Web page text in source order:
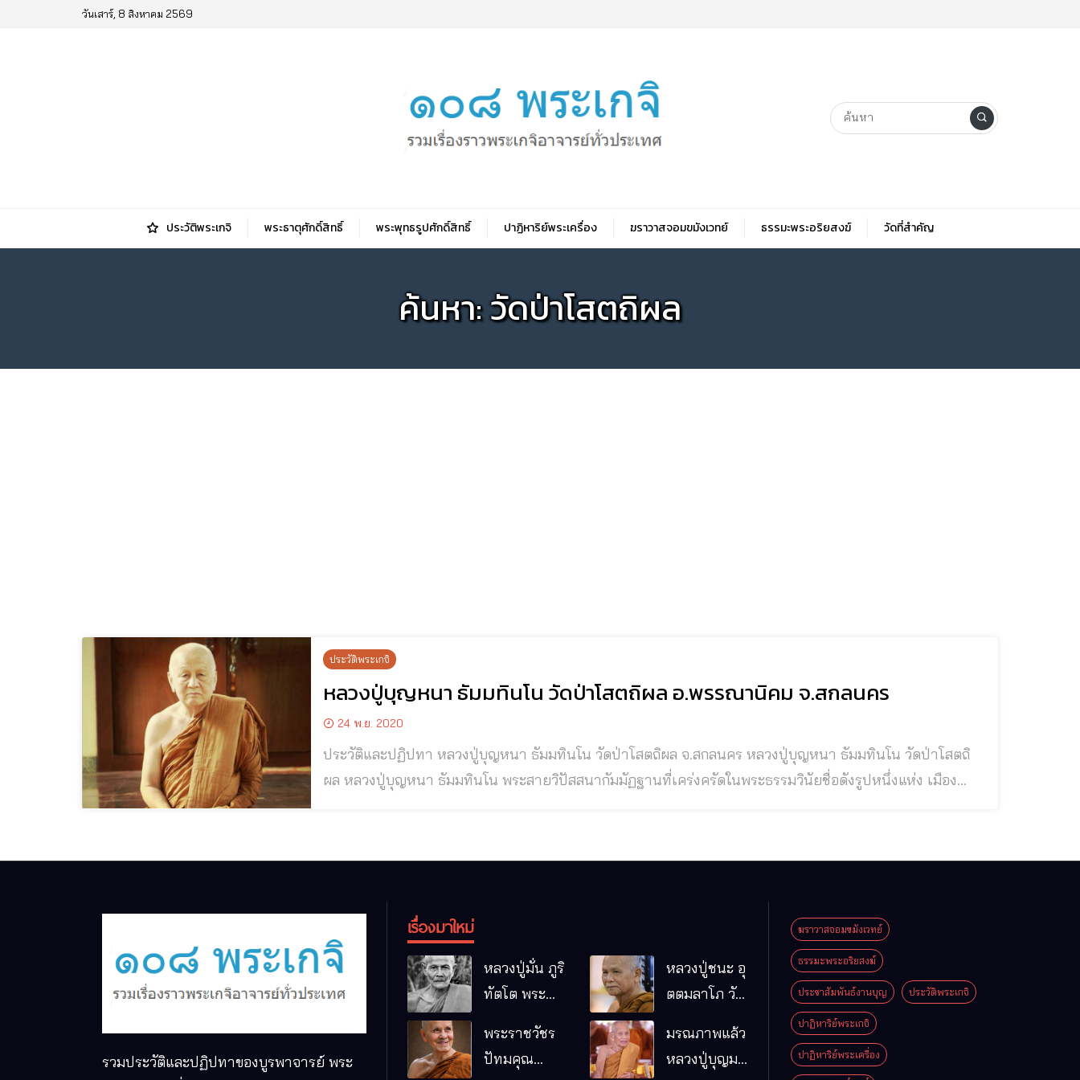
วันเสาร์, 8 สิงหาคม 2569
ประวัติพระเกจิ พระธาตุศักดิ์สิทธิ์ พระพุทธรูปศักดิ์สิทธิ์ ปาฏิหาริย์พระเครื่อง ฆราวาสจอมขมังเวทย์ ธรรมะพระอริยสงฆ์ วัดที่สําคัญ
ค้นหา: วัดป่าโสตถิผล
ประวัติพระเกจิ
หลวงปู่บุญหนา ธัมมทินโน วัดป่าโสตถิผล อ.พรรณานิคม จ.สกลนคร
24 พ.ย. 2020
ประวัติและปฏิปทา หลวงปู่บุญหนา ธัมมทินโน วัดป่าโสตถิผล จ.สกลนคร หลวงปู่บุญหนา ธัมมทินโน วัดป่าโสตถิ
ผล หลวงปู่บุญหนา ธัมมทินโน พระสายวิปัสสนากัมมัฏฐานที่เคร่งครัดในพระธรรมวินัยชื่อดังรูปหนึ่งแห่ง เมือง
รวมประวัติและปฏิปทาของบูรพาจารย์ พระ
เรื่องมาใหม่
หลวงปู่มั่น ภูริ
ทัตโต พระ
พระกรรมฐาน
หลวงปู่ชนะ อุ
ตตมลาโภ วัด
จ.มหาสารคาม
พระราชวัชร
ปัทมคุณ
มรณภาพแล้ว
หลวงปู่บุญมา
ฆราวาสจอมขมังเวทย์
ธรรมะพระอริยสงฆ์
ประชาสัมพันธ์งานบุญ ประวัติพระเกจิ
ปาฏิหาริย์พระเกจิ
ปาฏิหาริย์พระเครื่อง